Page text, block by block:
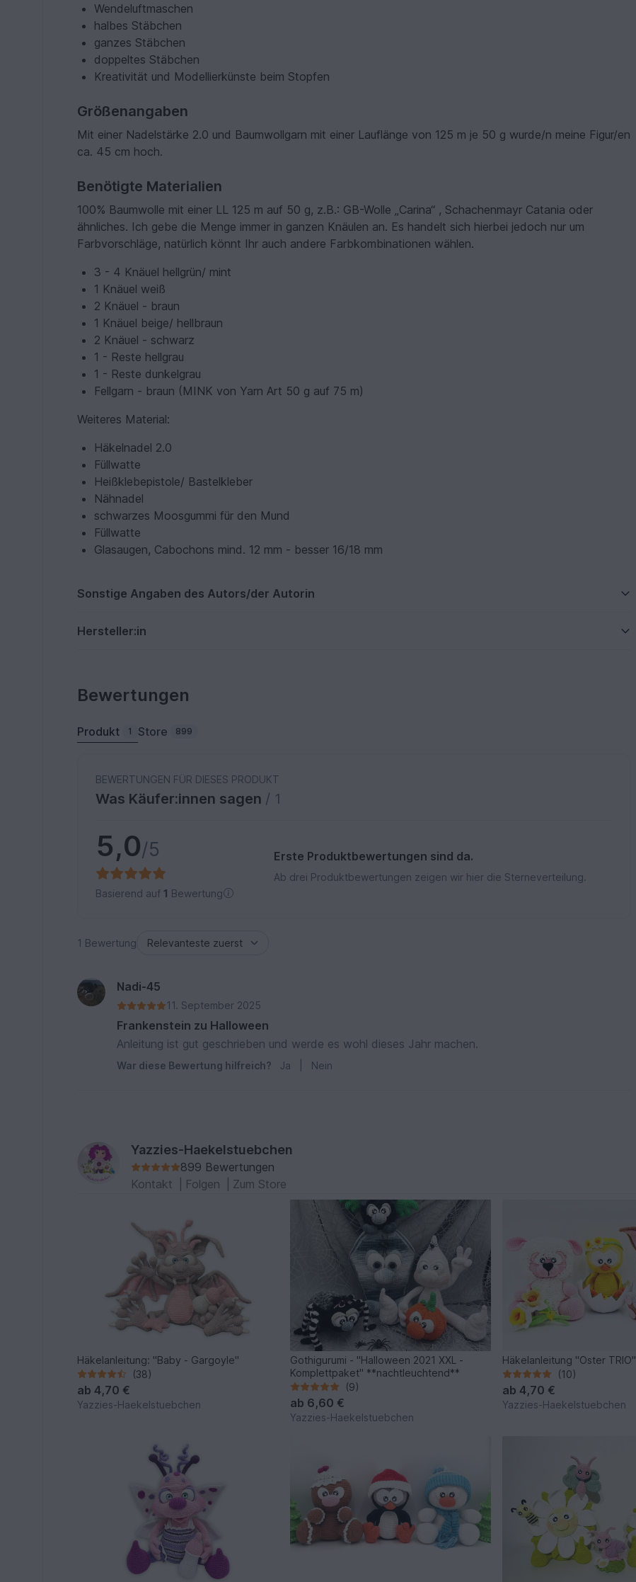
Wendeluftmaschen
halbes Stäbchen
ganzes Stäbchen
doppeltes Stäbchen
Kreativität und Modellierkünste beim Stopfen
Größenangaben
Mit einer Nadelstärke 2.0 und Baumwollgarn mit einer Lauflänge von 125 m je 50 g wurde/n meine Figur/en
ca. 45 cm hoch.
Benötigte Materialien
100% Baumwolle mit einer LL 125 m auf 50 g, z.B.: GB-Wolle „Carina“ , Schachenmayr Catania oder
ähnliches. Ich gebe die Menge immer in ganzen Knäulen an. Es handelt sich hierbei jedoch nur um
Farbvorschläge, natürlich könnt Ihr auch andere Farbkombinationen wählen.
3 - 4 Knäuel hellgrün/ mint
1 Knäuel weiß
2 Knäuel - braun
1 Knäuel beige/ hellbraun
2 Knäuel - schwarz
1 - Reste hellgrau
1 - Reste dunkelgrau
Fellgarn - braun (MINK von Yarn Art 50 g auf 75 m)
Weiteres Material:
Häkelnadel 2.0
Füllwatte
Heißklebepistole/ Bastelkleber
Nähnadel
schwarzes Moosgummi für den Mund
Füllwatte
Glasaugen, Cabochons mind. 12 mm - besser 16/18 mm
Sonstige Angaben des Autors/der Autorin
Hersteller:in
Bewertungen
Produkt 1 Store 899
BEWERTUNGEN FÜR DIESES PRODUKT
Was Käufer:innen sagen / 1
5,0/5
Basierend auf 1 Bewertung
Erste Produktbewertungen sind da.
Ab drei Produktbewertungen zeigen wir hier die Sterneverteilung.
1 Bewertung
Nadi-45
11. September 2025
Frankenstein zu Halloween
Anleitung ist gut geschrieben und werde es wohl dieses Jahr machen.
War diese Bewertung hilfreich? Ja Nein
Yazzies-Haekelstuebchen
899 Bewertungen
Kontakt
Folgen Zum Store
Häkelanleitung: "Baby - Gargoyle"
(38)
ab4,70 €
Yazzies-Haekelstuebchen
Gothigurumi - "Halloween 2021 XXL -
Komplettpaket" **nachtleuchtend**
(9)
ab 6,60 €
Yazzies-Haekelstuebchen
Häkelanleitung "Oster TRIO"
(10)
ab4,70 €
Yazzies-Haekelstuebchen